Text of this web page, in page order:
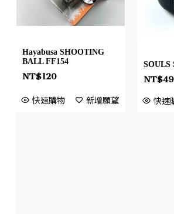
Hayabusa SHOOTING
BALL FF154
NT$120
快速購物 新增願望
SOULS
NT$
快速